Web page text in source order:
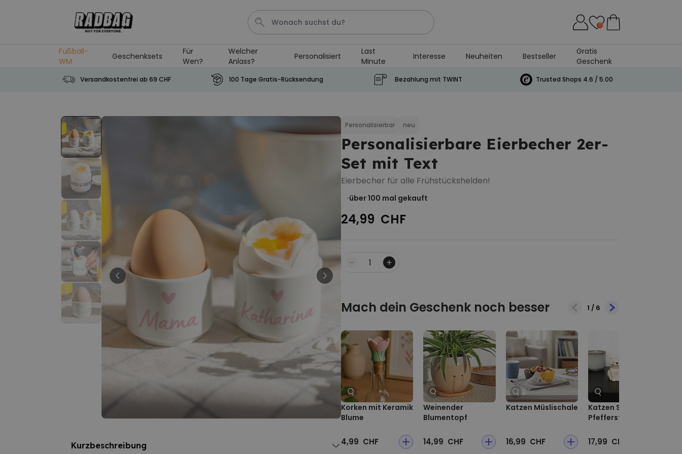
Geburtstag
Personalisierbares Aperol
Spritz Glas mit Name
über 19.400
mal gekauft
24,99 CHF
Personalisierbar
Personalisierbare Fussmatte
mit Namen
über 62.000
39,99 CHF
Personalisierbar
Personalisierbarer Bierkrug
24,99 CHF
mit Monogramm
Personalisierbar
Personalisierbares Handtuch
mit Getränken und Spruch
über 10.000
mal gekauft
39,99 CHF
0
Fußball-
WM
Geschenksets
Für
Wen?
Welcher
Anlass?
Personalisiert
Last
Minute
Interesse Neuheiten Bestseller
Gratis
Geschenk
Versandkostenfrei ab 69 CHF 100 Tage Gratis-Rücksendung Bezahlung mit TWINT Trusted Shops 4.6 / 5.00
Kurzbeschreibung
Personalisierbar neu
Personalisierbare Eierbecher 2er-
Set mit Text
Eierbecher für alle Frühstückshelden!
über 100 mal gekauft
24,99 CHF
Menge
Mach dein Geschenk noch besser 1 / 6
Korken mit Keramik
Blume
4,99 CHF
Weinender
Blumentopf
14,99 CHF
Katzen Müslischale
16,99 CHF
Katzen Salz- und
Pfefferstreuer
17,99 CHF